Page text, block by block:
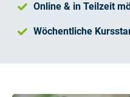
Online & in Teilzeit
Wöchentliche